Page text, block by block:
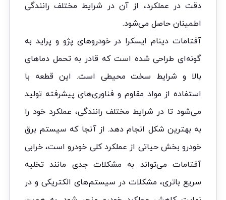
دقت در عملکرد، از آن در شرایط مختلف رانندگی
اطمینان حاصل می‌شود.
آفتامات دینام ایسکرا در خودروهای پژو و پراید به
گونه‌ای طراحی شده است که قادر به تحمل دماهای
بالا و شرایط سخت محیطی است. این قطعه با
استفاده از مواد مقاوم و فناوری‌های پیشرفته تولید
می‌شود تا در شرایط مختلف رانندگی، عملکرد خود را
به بهترین شکل انجام دهد. از آنجا که سیستم برق
خودرو بخش حیاتی از عملکرد کلی خودرو است، خرابی
آفتامات می‌تواند به مشکلات جدی مانند تخلیه
سریع باتری، مشکلات در سیستم‌های الکتریکی و در